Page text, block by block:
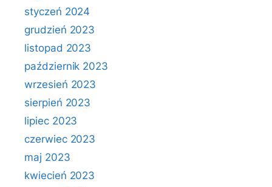
styczeń 2024
grudzień 2023
listopad 2023
październik 2023
wrzesień 2023
sierpień 2023
lipiec 2023
czerwiec 2023
maj 2023
kwiecień 2023